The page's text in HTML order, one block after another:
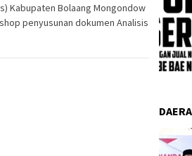
Kabupaten Bolaang Mongondow
penyusunan dokumen Analisis